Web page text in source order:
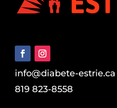
info@diabete-estrie.ca
819 823-8558